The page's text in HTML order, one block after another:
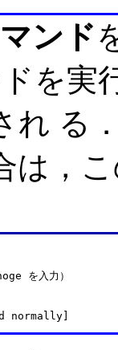
ンド
を実
れ る
は，
を入力）